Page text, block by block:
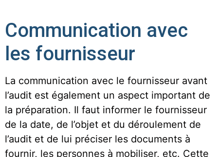
Communication avec
les fournisseur
La communication avec le fournisseur avant
l’audit est également un aspect important de
la préparation. Il faut informer le fournisseur
de la date, de l’objet et du déroulement de
l’audit et de lui préciser les documents à
fournir, les personnes à mobiliser, etc. Cette